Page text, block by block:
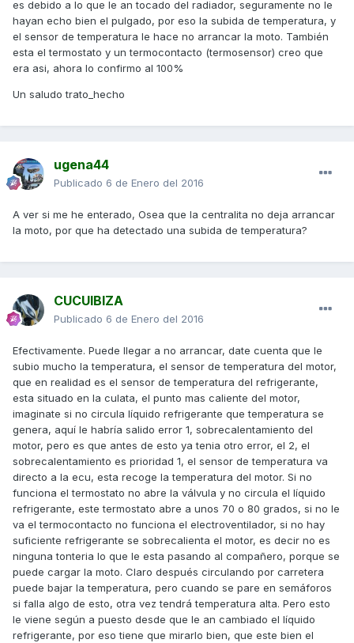
es debido a lo que le an tocado del radiador, seguramente no le
hayan echo bien el pulgado, por eso la subida de temperatura, y
el sensor de temperatura le hace no arrancar la moto. También
esta el termostato y un termocontacto (termosensor) creo que
era asi, ahora lo confirmo al 100%
Un saludo trato_hecho
ugena44
Publicado 6 de Enero del 2016
A ver si me he enterado, Osea que la centralita no deja arrancar
la moto, por que ha detectado una subida de temperatura?
CUCUIBIZA
Publicado 6 de Enero del 2016
Efectivamente. Puede llegar a no arrancar, date cuenta que le
subio mucho la temperatura, el sensor de temperatura del motor,
que en realidad es el sensor de temperatura del refrigerante,
esta situado en la culata, el punto mas caliente del motor,
imaginate si no circula líquido refrigerante que temperatura se
genera, aquí le habría salido error 1, sobrecalentamiento del
motor, pero es que antes de esto ya tenia otro error, el 2, el
sobrecalentamiento es prioridad 1, el sensor de temperatura va
directo a la ecu, esta recoge la temperatura del motor. Si no
funciona el termostato no abre la válvula y no circula el líquido
refrigerante, este termostato abre a unos 70 o 80 grados, si no le
va el termocontacto no funciona el electroventilador, si no hay
suficiente refrigerante se sobrecalienta el motor, es decir no es
ninguna tonteria lo que le esta pasando al compañero, porque se
puede cargar la moto. Claro después circulando por carretera
puede bajar la temperatura, pero cuando se pare en semáforos
si falla algo de esto, otra vez tendrá temperatura alta. Pero esto
le viene según a puesto desde que le an cambiado el líquido
refrigerante, por eso tiene que mirarlo bien, que este bien el